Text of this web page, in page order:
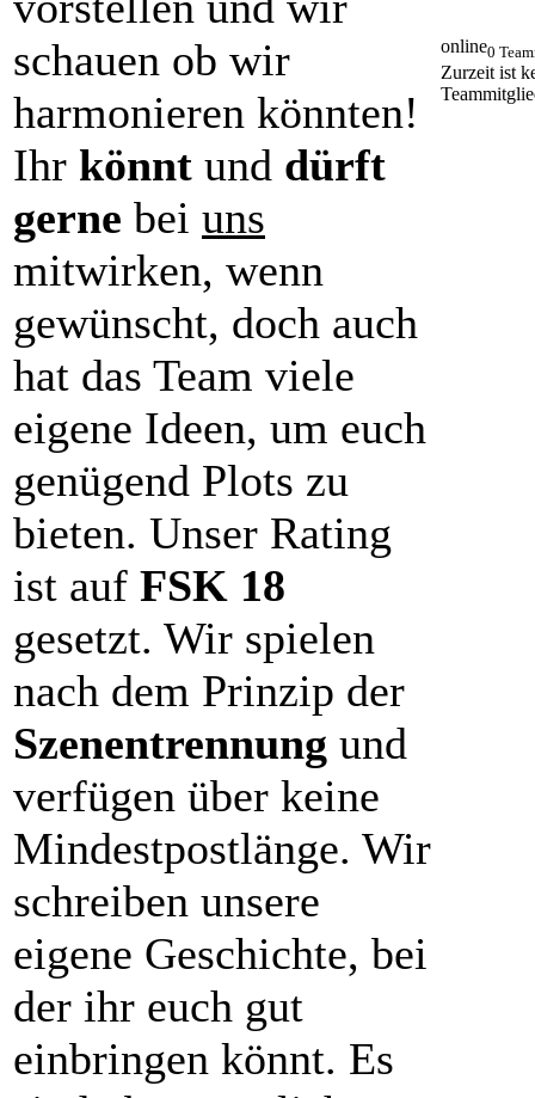
schauen ob wir
harmonieren könnten!
Ihr könnt und dürft
gerne bei uns
mitwirken, wenn
gewünscht, doch auch
hat das Team viele
eigene Ideen, um euch
genügend Plots zu
bieten. Unser Rating
ist auf FSK 18
gesetzt. Wir spielen
nach dem Prinzip der
Szenentrennung und
verfügen über keine
Mindestpostlänge. Wir
schreiben unsere
eigene Geschichte, bei
der ihr euch gut
einbringen könnt. Es
online0
Zurzeit ist